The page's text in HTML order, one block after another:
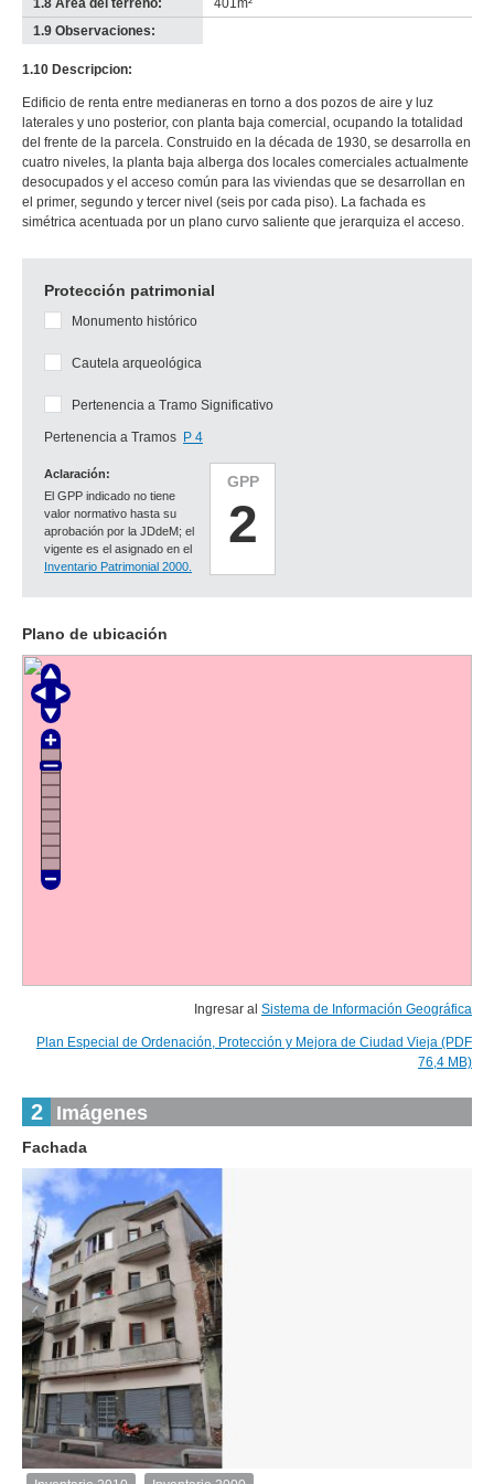
1.8 Área del terreno:
401m²
1.9 Observaciones:
1.10 Descripcion:
Edificio de renta entre medianeras en torno a dos pozos de aire y luz
laterales y uno posterior, con planta baja comercial, ocupando la totalidad
del frente de la parcela. Construido en la década de 1930, se desarrolla en
cuatro niveles, la planta baja alberga dos locales comerciales actualmente
desocupados y el acceso común para las viviendas que se desarrollan en
el primer, segundo y tercer nivel (seis por cada piso). La fachada es
simétrica acentuada por un plano curvo saliente que jerarquiza el acceso.
Protección patrimonial
GPP
2
Aclaración:
El GPP indicado no tiene
valor normativo hasta su
aprobación por la JDdeM; el
vigente es el asignado en el
Inventario Patrimonial 2000.
Monumento histórico
Cautela arqueológica
Pertenencia a Tramo Significativo
Pertenencia a Tramos P 4
Plano de ubicación
Ingresar al Sistema de Información Geográfica
Plan Especial de Ordenación, Protección y Mejora de Ciudad Vieja (PDF
76,4 MB)
2 Imágenes
Fachada
de1